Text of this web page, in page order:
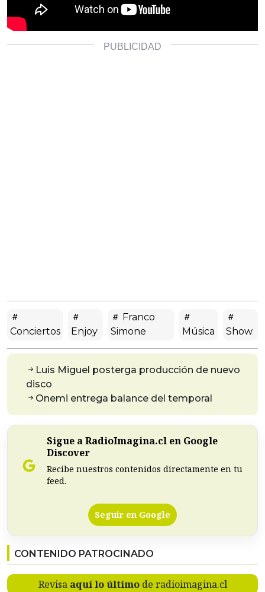
Conciertos Enjoy
Franco
Simone
Música Show
Luis Miguel posterga producción de nuevo
disco
Onemi entrega balance del temporal
Sigue a RadioImagina.cl en Google
Discover
Recibe nuestros contenidos directamente en tu
feed.
Seguir en Google
CONTENIDO PATROCINADO
Revisa aquí lo últimode radioimagina.cl